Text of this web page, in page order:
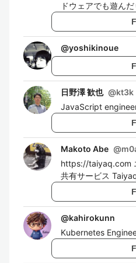
ドウェアでも遊んだ
@yoshikinoue
日野澤 歓也 @kt3k
JavaScript
Makoto Abe @
https://taiyaq.com
共有サービス
@kahirokunn
Kubernetes